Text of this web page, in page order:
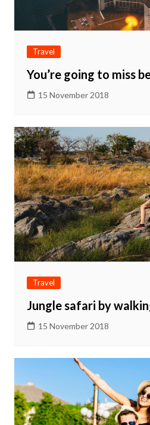
Travel
You’re going to miss
15 November 2018
Travel
Jungle safari by
15 November 2018